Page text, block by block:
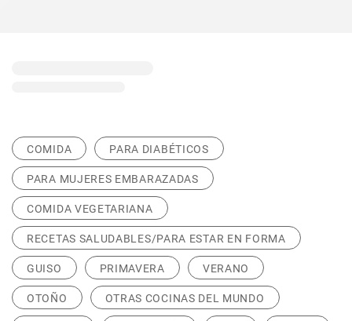
COMIDA PARA DIABÉTICOS
PARA MUJERES EMBARAZADAS
COMIDA VEGETARIANA
RECETAS SALUDABLES/PARA ESTAR EN FORMA
GUISO PRIMAVERA VERANO
OTOÑO OTRAS COCINAS DEL MUNDO